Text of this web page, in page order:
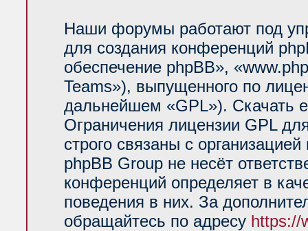
Наши форумы работают под
для создания конференций
обеспечение phpBB»,
Teams»), выпущенного по
дальнейшем «GPL»). Скачать
Ограничения лицензии GPL
строго связаны с
phpBB Group не несёт
конференций определяет в
поведения в них. За
обращайтесь по адресу https://